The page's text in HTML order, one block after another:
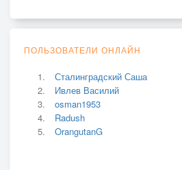
ПОЛЬЗОВАТЕЛИ ОНЛАЙН
Сталинградский Саша
Ивлев Василий
osman1953
Radush
OrangutanG